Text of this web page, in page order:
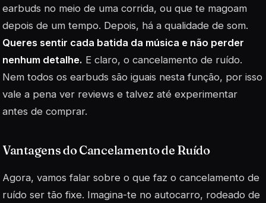
earbuds no meio de uma corrida, ou que te magoam
depois de um tempo. Depois, há a qualidade de som.
Queres sentir cada batida da música e não perder
nenhum detalhe. E claro, o cancelamento de ruído.
Nem todos os earbuds são iguais nesta função, por isso
vale a pena ver reviews e talvez até experimentar
antes de comprar.
Vantagens do Cancelamento de Ruído
Agora, vamos falar sobre o que faz o cancelamento de
ruído ser tão fixe. Imagina-te no autocarro, rodeado de